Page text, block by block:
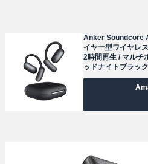
Anker Soundcore
イヤー型ワイヤレ
2時間再生 / マルチ
ッドナイトブラック